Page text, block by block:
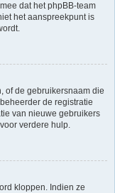
dat het phpBB-team
het aanspreekpunt is
of de gebruikersnaam die
de registratie
van nieuwe gebruikers
verdere hulp.
kloppen. Indien ze